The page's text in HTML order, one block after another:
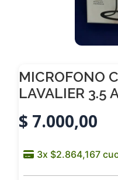
MICROFONO
LAVALIER 3.5
$ 7.000,00